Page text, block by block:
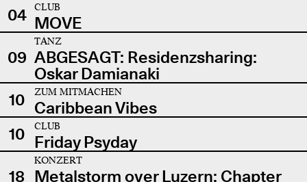
04
CLUB
MOVE
09
TANZ
ABGESAGT: Residenzsharing:
Oskar Damianaki
10
ZUM MITMACHEN
Caribbean Vibes
10
CLUB
Friday Psyday
18
KONZERT
Metalstorm over Luzern: Chapter